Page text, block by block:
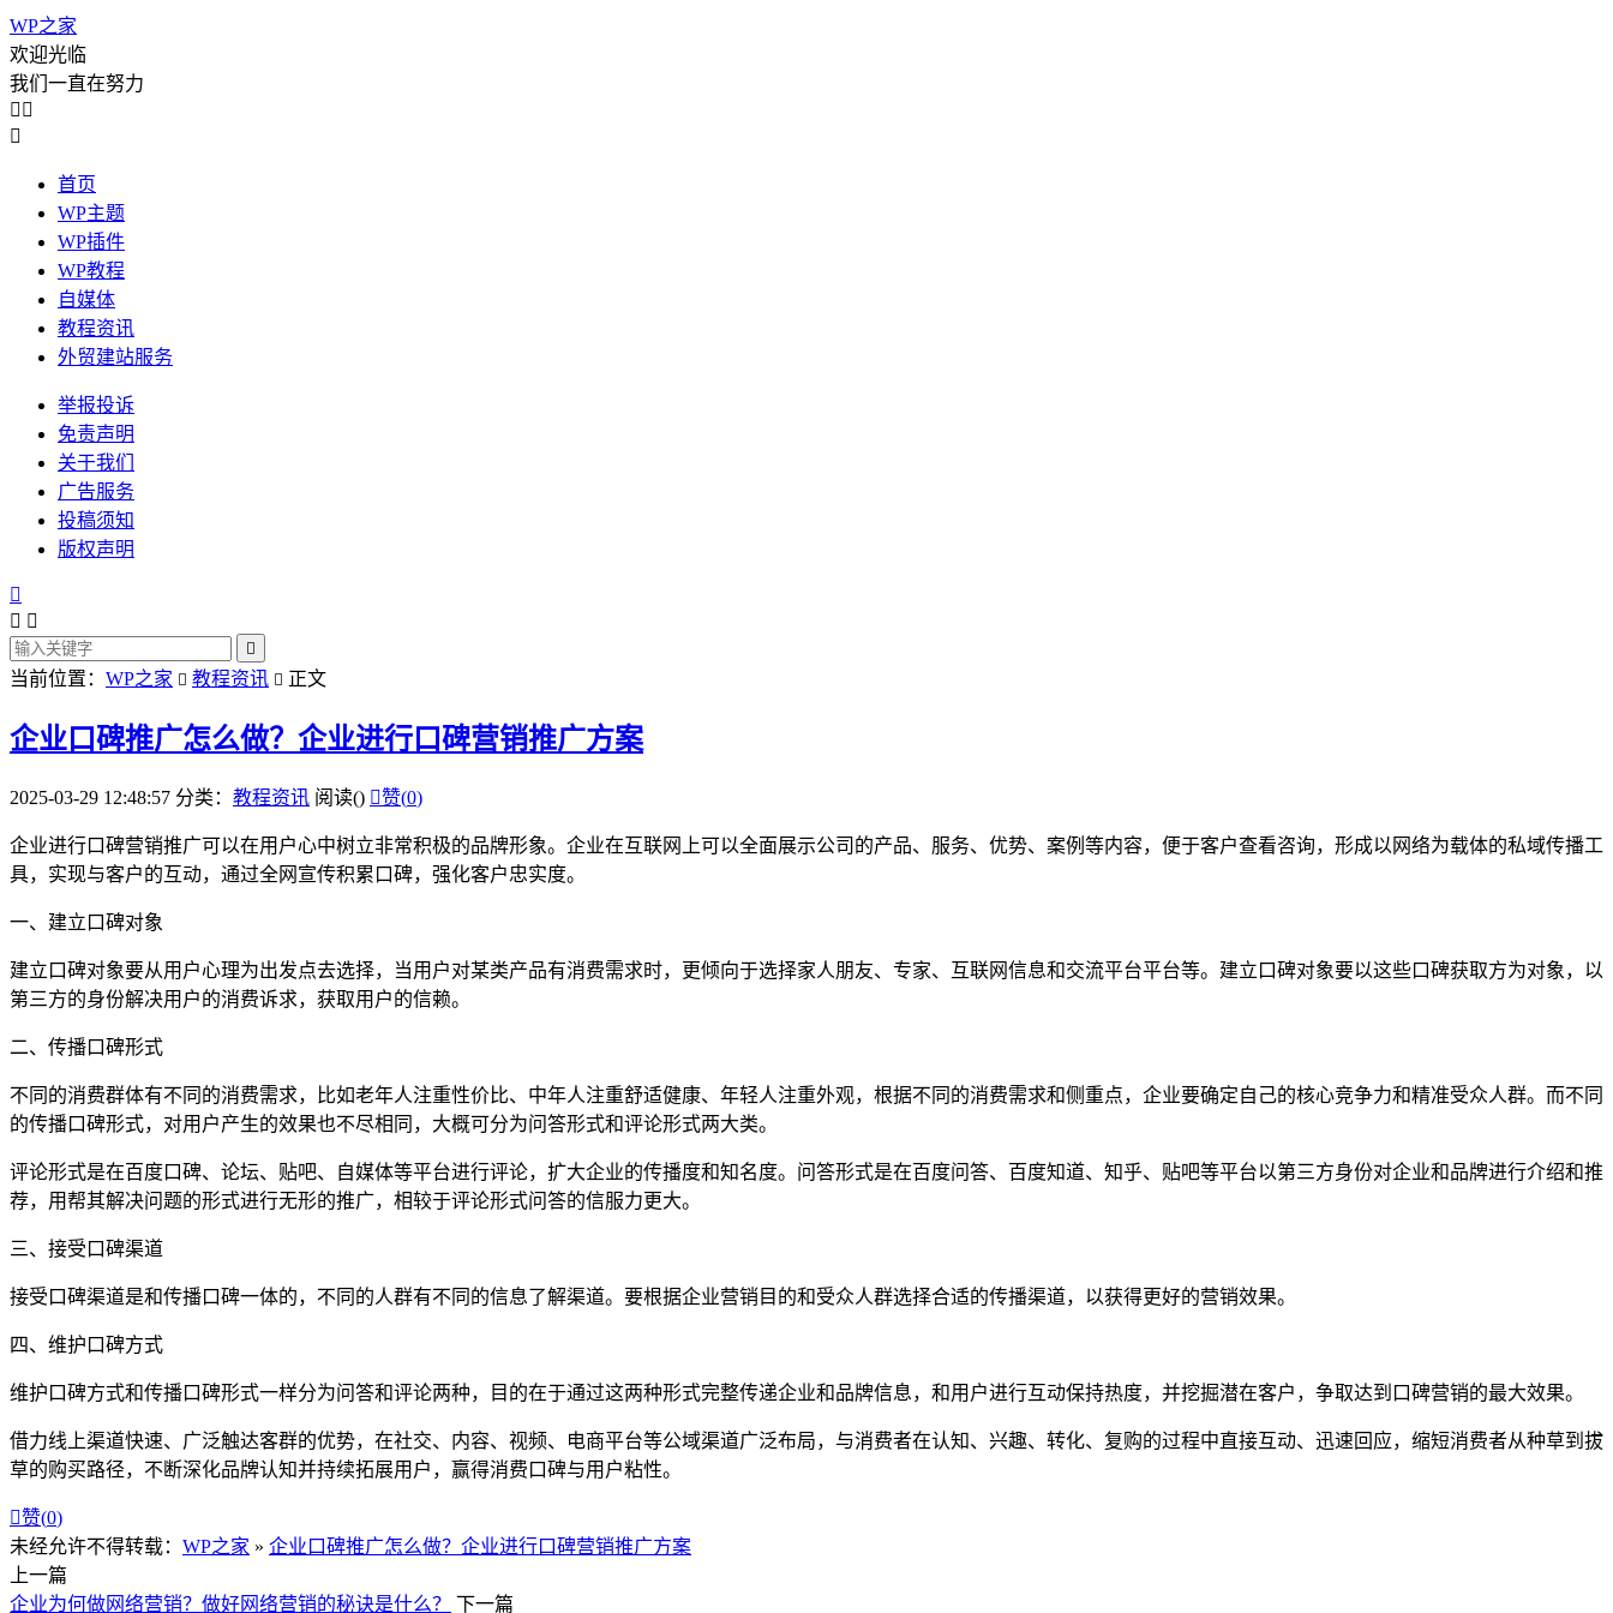
WP之家
欢迎光临
我们一直在努力
 

首页
WP主题
WP插件
WP教程
自媒体
教程资讯
外贸建站服务
举报投诉
免责声明
关于我们
广告服务
投稿须知
版权声明

 

当前位置： WP之家  教程资讯  正文
企业口碑推广怎么做？企业进行口碑营销推广方案
2025-03-29 12:48:57 分类： 教程资讯 阅读() 赞(0)
企业进行口碑营销推广可以在用户心中树立非常积极的品牌形象。企业在互联网上可以全面展示公司的产品、服务、优势、案例等内容，便于客户查看咨询，形成以网络为载体的私域传播工
具，实现与客户的互动，通过全网宣传积累口碑，强化客户忠实度。
一、建立口碑对象
建立口碑对象要从用户心理为出发点去选择，当用户对某类产品有消费需求时，更倾向于选择家人朋友、专家、互联网信息和交流平台平台等。建立口碑对象要以这些口碑获取方为对象，以
第三方的身份解决用户的消费诉求，获取用户的信赖。
二、传播口碑形式
不同的消费群体有不同的消费需求，比如老年人注重性价比、中年人注重舒适健康、年轻人注重外观，根据不同的消费需求和侧重点，企业要确定自己的核心竞争力和精准受众人群。而不同
的传播口碑形式，对用户产生的效果也不尽相同，大概可分为问答形式和评论形式两大类。
评论形式是在百度口碑、论坛、贴吧、自媒体等平台进行评论，扩大企业的传播度和知名度。问答形式是在百度问答、百度知道、知乎、贴吧等平台以第三方身份对企业和品牌进行介绍和推
荐，用帮其解决问题的形式进行无形的推广，相较于评论形式问答的信服力更大。
三、接受口碑渠道
接受口碑渠道是和传播口碑一体的，不同的人群有不同的信息了解渠道。要根据企业营销目的和受众人群选择合适的传播渠道，以获得更好的营销效果。
四、维护口碑方式
维护口碑方式和传播口碑形式一样分为问答和评论两种，目的在于通过这两种形式完整传递企业和品牌信息，和用户进行互动保持热度，并挖掘潜在客户，争取达到口碑营销的最大效果。
借力线上渠道快速、广泛触达客群的优势，在社交、内容、视频、电商平台等公域渠道广泛布局，与消费者在认知、兴趣、转化、复购的过程中直接互动、迅速回应，缩短消费者从种草到拔
草的购买路径，不断深化品牌认知并持续拓展用户，赢得消费口碑与用户粘性。
赞(0)
未经允许不得转载： WP之家 » 企业口碑推广怎么做？企业进行口碑营销推广方案
上一篇
企业为何做网络营销？做好网络营销的秘诀是什么？
下一篇